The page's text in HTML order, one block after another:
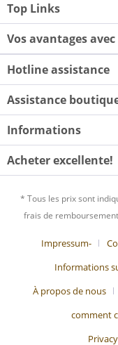
Top Links
Vos avantages
Hotline assistance
Assistance
Informations
Acheter excellente!
* Tous les prix sont
frais de
Impressum-
Informations
À propos de nous
comment